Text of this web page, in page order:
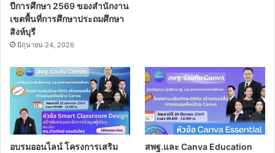
ปีการศึกษา 2569 ของสำนักงาน
เขตพื้นที่การศึกษาประถมศึกษา
สิงห์บุรี
มิถุนายน 24, 2026
อบรมออนไลน์ โครงการเสริม
สพฐ.และ Canva Education